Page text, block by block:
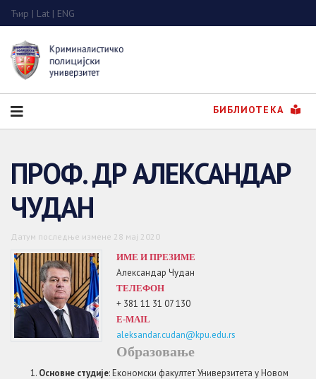
Ћир | Lat | ENG
БИБЛИОТЕКА
ПРОФ. ДР АЛЕКСАНДАР
ЧУДАН
Датум последње измене 28 мај 2020
ИМЕ И ПРЕЗИМЕ
Александар Чудан
ТЕЛЕФОН
+ 381 11 31 07 130
E-MAIL
aleksandar.cudan@kpu.edu.rs
Образовање
Основне студије: Економски факултет Универзитетa у Новом